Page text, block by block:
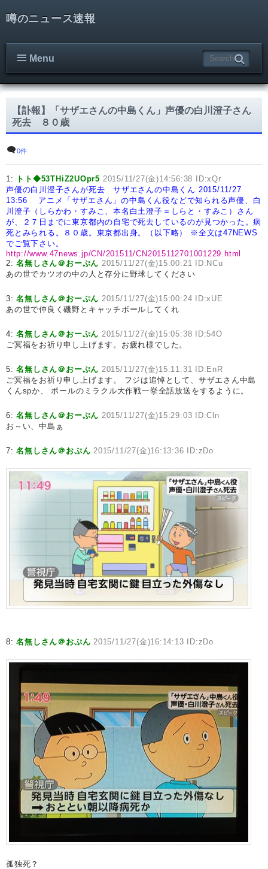
噂のニュース速報
Menu
【訃報】「サザエさんの中島くん」声優の白川澄子さん
死去 ８０歳
0件
1: トト◆53THiZ2UOpr5 2015/11/27(金)14:56:38 ID:xQr
声優の白川澄子さんが死去 サザエさんの中島くん 2015/11/27
13:56
アニメ「サザエさん」の中島くん役などで知られる声優、白
川澄子（しらかわ・すみこ、本名白土澄子＝しらと・すみこ）さん
が、２７日までに東京都内の自宅で死去しているのが見つかった。病
死とみられる。８０歳。東京都出身。（以下略）
※全文は47NEWS
でご覧下さい。
http://www.47news.jp/CN/201511/CN2015112701001229.html
2:名無しさん＠おーぷん 2015/11/27(金)15:00:21 ID:NCu
あの世でカツオの中の人と存分に野球してください
3:名無しさん＠おーぷん 2015/11/27(金)15:00:24 ID:xUE
あの世で仲良く磯野とキャッチボールしてくれ
4:名無しさん＠おーぷん 2015/11/27(金)15:05:38 ID:54O
ご冥福をお祈り申し上げます。お疲れ様でした。
5:名無しさん＠おーぷん 2015/11/27(金)15:11:31 ID:EnR
ご冥福をお祈り申し上げます。 フジは追悼として、サザエさん中島
くんspか、 ポールのミラクル大作戦一挙全話放送をするように。
6:名無しさん＠おーぷん 2015/11/27(金)15:29:03 ID:Cln
お～い、中島ぁ
7:名無しさん＠おぷん 2015/11/27(金)16:13:36 ID:zDo
8:名無しさん＠おぷん 2015/11/27(金)16:14:13 ID:zDo
孤独死？